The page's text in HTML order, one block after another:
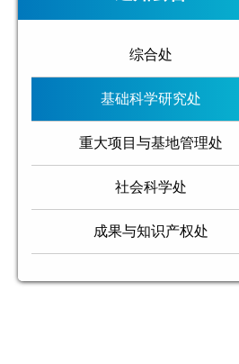
综合处
基础科学研究处
重大项目与基地管理处
社会科学处
成果与知识产权处